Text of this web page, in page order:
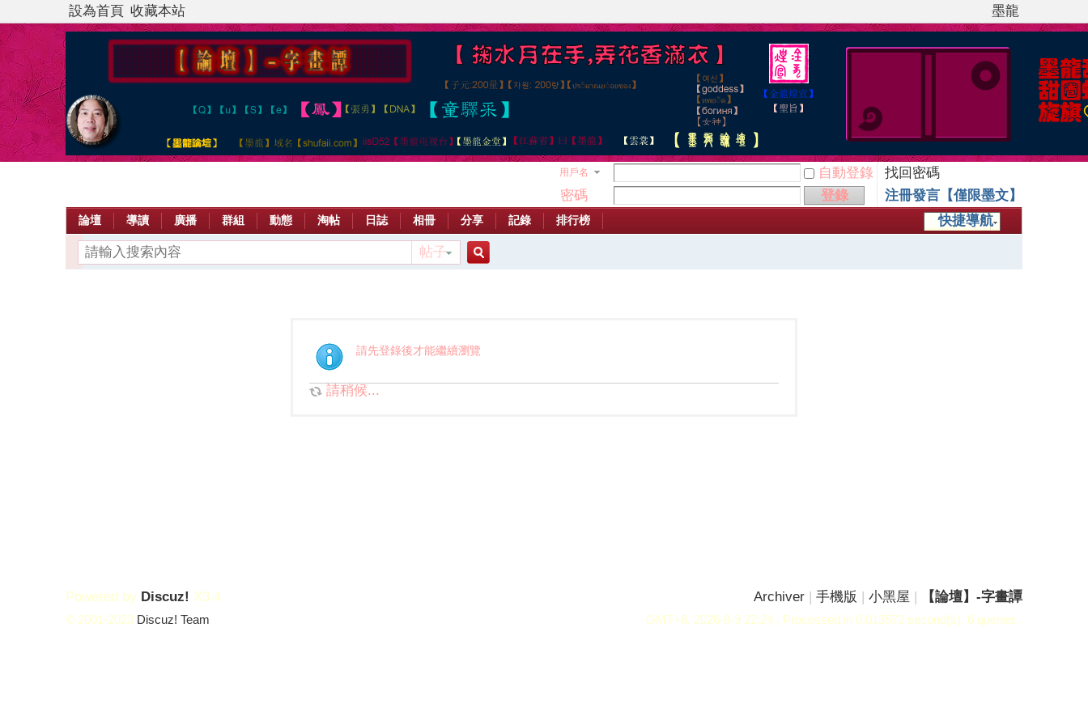
設為首頁 收藏本站 墨龍
用戶名 自動登錄
找回密碼
密碼
登錄
注冊發言【僅限墨文】
快捷導航
論壇 導讀 廣播 群組 動態 淘帖 日誌 相冊 分享 記錄 排行榜
帖子
索
請先登錄後才能繼續瀏覽
請稍候...
Archiver | 手機版 | 小黑屋 | 【論壇】-字畫譚
GMT+8, 2026-8-9 22:24 , Processed in 0.013572 second(s), 6 queries .
Powered by Discuz! X3.4
© 2001-2023 Discuz! Team.